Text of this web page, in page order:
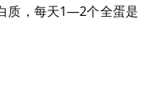
质，每天1—2个全蛋是